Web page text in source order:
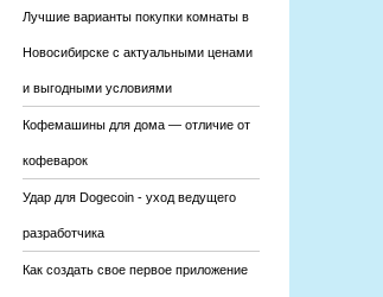
Лучшие варианты покупки комнаты в
Новосибирске с актуальными ценами
и выгодными условиями
Кофемашины для дома — отличие от
кофеварок
Удар для Dogecoin - уход ведущего
разработчика
Как создать свое первое приложение